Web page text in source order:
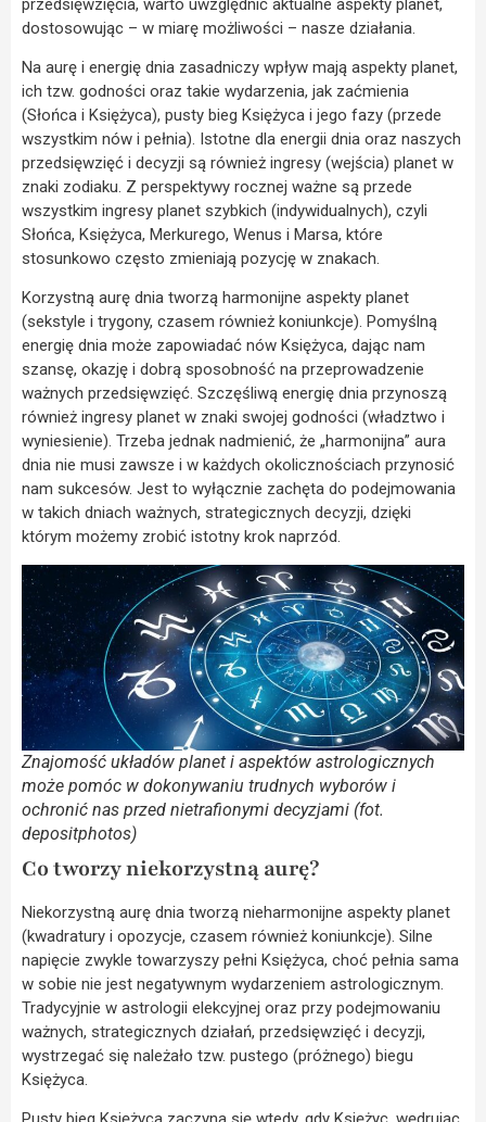
dostosowując – w miarę możliwości – nasze działania.
Na aurę i energię dnia zasadniczy wpływ mają aspekty planet,
ich tzw. godności oraz takie wydarzenia, jak zaćmienia
(Słońca i Księżyca), pusty bieg Księżyca i jego fazy (przede
wszystkim nów i pełnia). Istotne dla energii dnia oraz naszych
przedsięwzięć i decyzji są również ingresy (wejścia) planet w
znaki zodiaku. Z perspektywy rocznej ważne są przede
wszystkim ingresy planet szybkich (indywidualnych), czyli
Słońca, Księżyca, Merkurego, Wenus i Marsa, które
stosunkowo często zmieniają pozycję w znakach.
Korzystną aurę dnia tworzą harmonijne aspekty planet
(sekstyle i trygony, czasem również koniunkcje). Pomyślną
energię dnia może zapowiadać nów Księżyca, dając nam
szansę, okazję i dobrą sposobność na przeprowadzenie
ważnych przedsięwzięć. Szczęśliwą energię dnia przynoszą
również ingresy planet w znaki swojej godności (władztwo i
wyniesienie). Trzeba jednak nadmienić, że „harmonijna” aura
dnia nie musi zawsze i w każdych okolicznościach przynosić
nam sukcesów. Jest to wyłącznie zachęta do podejmowania
w takich dniach ważnych, strategicznych decyzji, dzięki
którym możemy zrobić istotny krok naprzód.
Znajomość układów planet i aspektów astrologicznych
może pomóc w dokonywaniu trudnych wyborów i
ochronić nas przed nietrafionymi decyzjami (fot.
depositphotos)
Co tworzy niekorzystną aurę?
Niekorzystną aurę dnia tworzą nieharmonijne aspekty planet
(kwadratury i opozycje, czasem również koniunkcje). Silne
napięcie zwykle towarzyszy pełni Księżyca, choć pełnia sama
w sobie nie jest negatywnym wydarzeniem astrologicznym.
Tradycyjnie w astrologii elekcyjnej oraz przy podejmowaniu
ważnych, strategicznych działań, przedsięwzięć i decyzji,
wystrzegać się należało tzw. pustego (próżnego) biegu
Księżyca.